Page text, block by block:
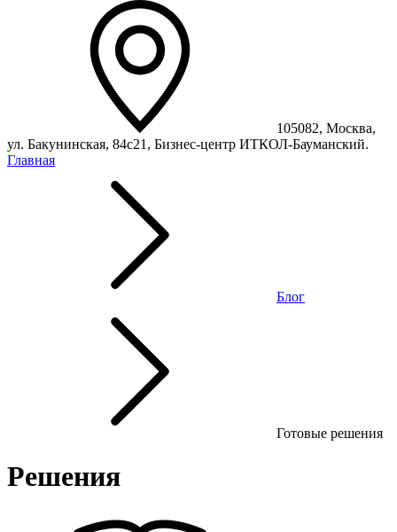
105082, Москва,
ул. Бакунинская, 84с21, Бизнес-центр ИТКОЛ-Бауманский.
Главная
Блог
Готовые решения
Решения